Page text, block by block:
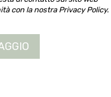
con la nostra Privacy Policy.